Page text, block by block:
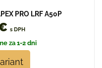
PRO LRF A50P
s DPH
za 1-2 dni